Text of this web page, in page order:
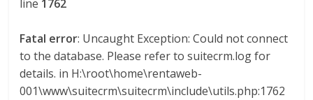
line 1762
Fatal error: Uncaught Exception: Could not connect
to the database. Please refer to suitecrm.log for
details. in H:\root\home\rentaweb-
001\www\suitecrm\suitecrm\include\utils.php:1762